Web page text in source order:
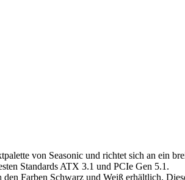
von Seasonic und richtet sich an ein
Standards ATX 3.1 und PCIe Gen 5.1.
Farben Schwarz und Weiß erhältlich.